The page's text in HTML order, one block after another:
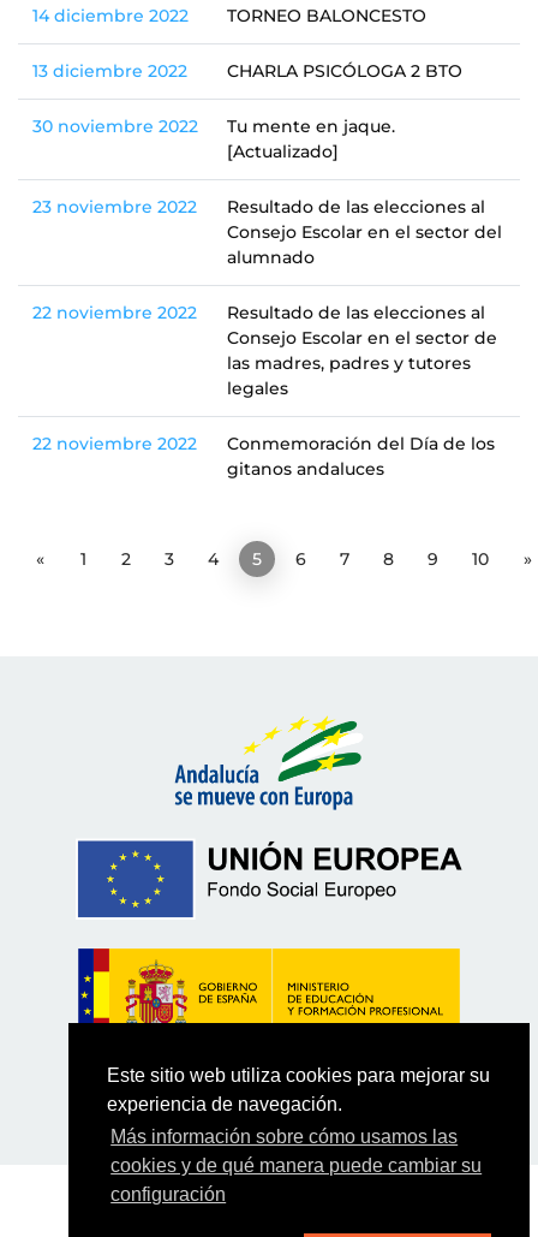
Este sitio web utiliza cookies para mejorar su
experiencia de navegación.
Más información sobre cómo usamos las
cookies y de qué manera puede cambiar su
configuración
14 diciembre 2022 TORNEO BALONCESTO
13 diciembre 2022 CHARLA PSICÓLOGA 2 BTO
30 noviembre 2022
Tu mente en jaque.
[Actualizado]
23 noviembre 2022
Resultado de las elecciones al
Consejo Escolar en el sector del
alumnado
22 noviembre 2022
Resultado de las elecciones al
Consejo Escolar en el sector de
las madres, padres y tutores
legales
22 noviembre 2022
Conmemoración del Día de los
gitanos andaluces
« 1 2 3 4 5 6 7 8 9 10 »
AVISO LEGAL Y POLÍTICA DE COOKIES